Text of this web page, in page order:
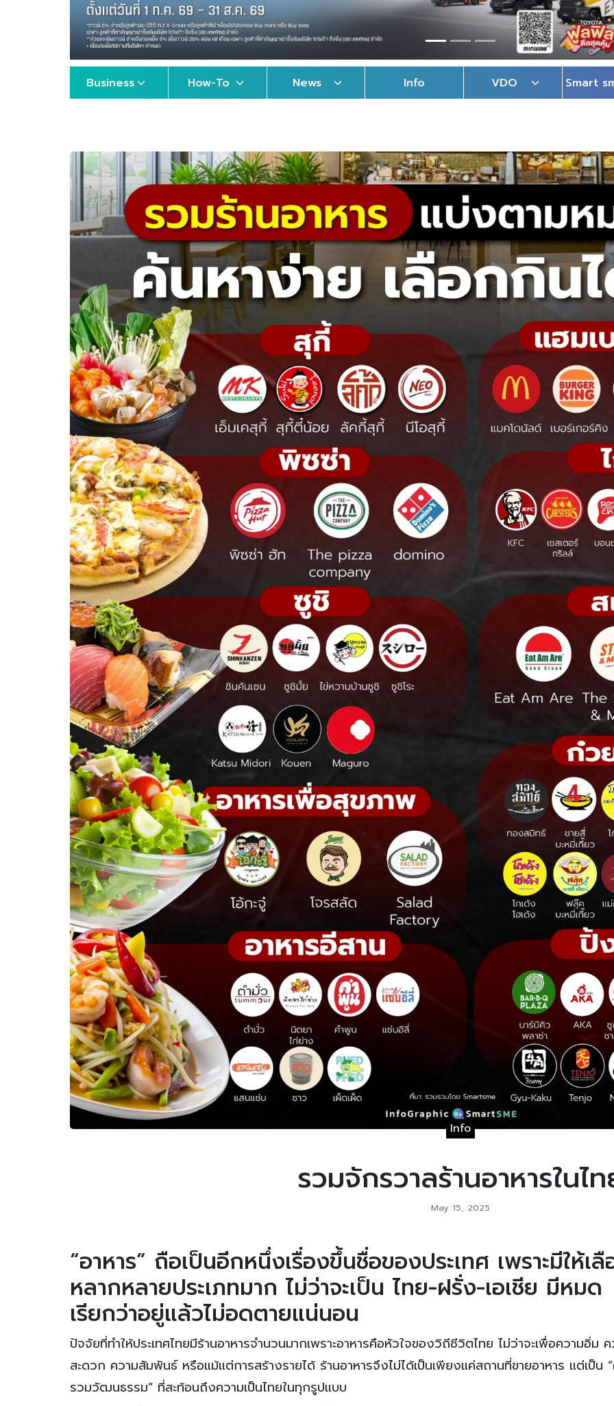
Business How-To News Info VDO Smart
Info
รวมจักรวาลร้านอาหารในไ
May 15, 2025
“อาหาร” ถือเป็นอีกหนึ่งเรื่องขึ้นชื่อของประเทศ เพราะมีให้เ
หลากหลายประเภทมาก ไม่ว่าจะเป็น ไทย-ฝรั่ง-เอเชีย มีหมด
เรียกว่าอยู่แล้วไม่อดตายแน่นอน
ปัจจัยที่ทำให้ประเทศไทยมีร้านอาหารจำนวนมากเพราะอาหารคือหัวใจของวิถีชีวิตไทย ไม่ว่าจะเพื่อความอิ่ม
สะดวก ความสัมพันธ์ หรือแม้แต่การสร้างรายได้ ร้านอาหารจึงไม่ได้เป็นเพียงแค่สถานที่ขายอาหาร แต่เป็น
รวมวัฒนธรรม” ที่สะท้อนถึงความเป็นไทยในทุกรูปแบบ